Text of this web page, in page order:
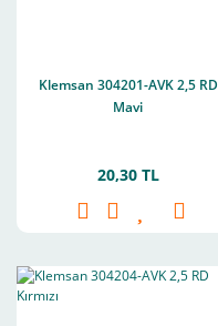
Klemsan 304201-AVK 2,5 RD
Mavi
20,30 TL